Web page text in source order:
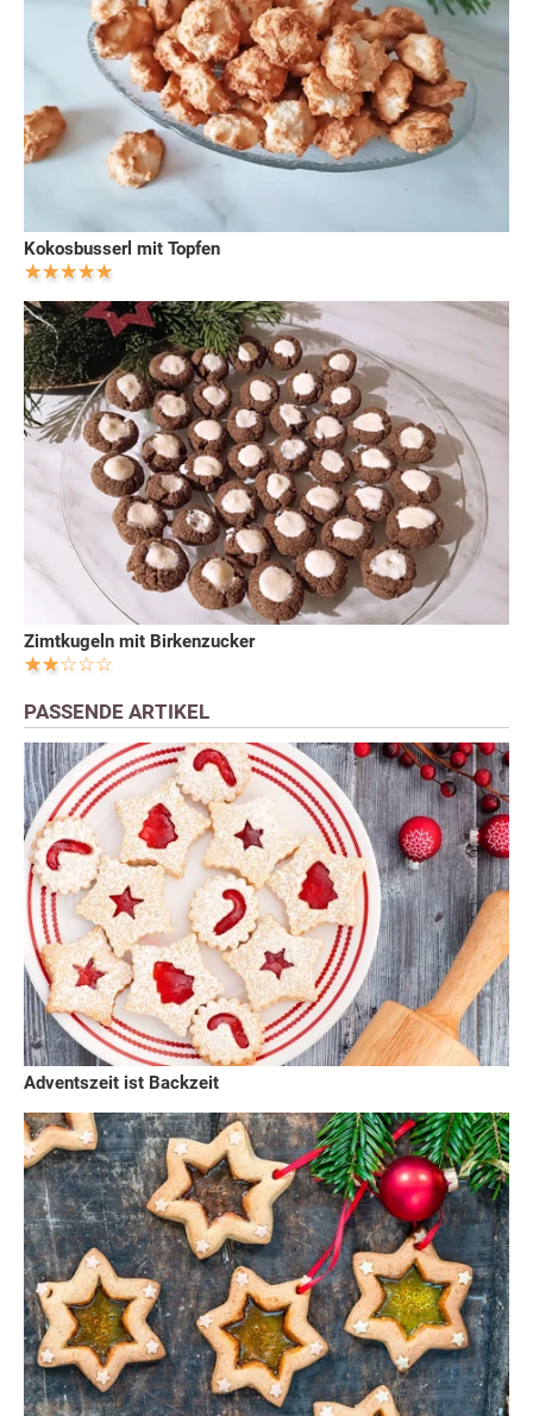
Kokosbusserl mit Topfen
Zimtkugeln mit Birkenzucker
PASSENDE ARTIKEL
Adventszeit ist Backzeit